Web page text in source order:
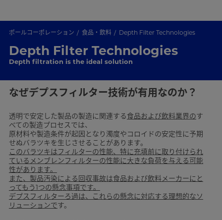
ポールコーポレーション 食品・飲料 Depth Filter Technologies
Depth Filter Technologies
Depth filtration is the ideal solution
なぜデプスフィルター技術が有用なのか？
透明で安定した製品の製造に関連する食品および飲料業界のす
べての製造プロセスでは、
原材料や製造条件が起因となり濁度やコロイドの安定性に予期
せぬバラツキを生じさせることがあります。
このバラツキはフィルターの性能、特に充填前に取り付けられ
ているメンブレンフィルターの性能に大きな負荷を与える可能
性があります。
また、製品汚染による回収事故は食品および飲料メーカーにと
ってもう1つの懸念事項です。
デプスフィルターろ過は、これらの懸念に対応する理想的なソ
リューションです。